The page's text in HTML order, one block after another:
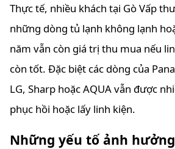
Thực tế, nhiều khách tại Gò Vấp
những dòng tủ lạnh không lạnh
năm vẫn còn giá trị thu mua nếu
còn tốt. Đặc biệt các dòng của
LG, Sharp hoặc AQUA vẫn được
phục hồi hoặc lấy linh kiện.
Những yếu tố ảnh